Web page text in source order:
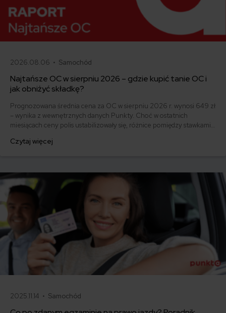
2026.08.06 • Samochód
Najtańsze OC w sierpniu 2026 – gdzie kupić tanie OC i
jak obniżyć składkę?
Prognozowana średnia cena za OC w sierpniu 2026 r. wynosi 649 zł
– wynika z wewnętrznych danych Punkty. Choć w ostatnich
miesiącach ceny polis ustabilizowały się, różnice pomiędzy stawkami
500 zł, inni – powyżej 1500 zł. Gdzie znaleźć najtańsze OC w Polsce
Czytaj więcej
2025.11.14 • Samochód